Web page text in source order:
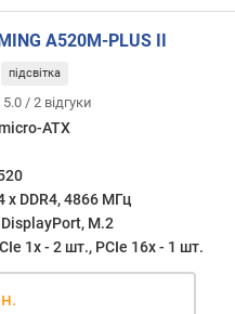
більш
від
A520M-PLUS II
підсвітка
5.0 /2 відгуки
ATX
х DDR4, 4866 МГц
DisplayPort, M.2
1x - 2 шт., PCIe 16x - 1 шт.